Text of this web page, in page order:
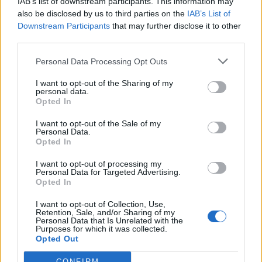
also be disclosed by us to third parties on the IAB’s List of
Downstream Participants that may further disclose it to other
Personal Data Processing Opt Outs
I want to opt-out of the Sharing of my
personal data.
Opted In
I want to opt-out of the Sale of my
Personal Data.
Opted In
I want to opt-out of processing my
Personal Data for Targeted Advertising.
Opted In
I want to opt-out of Collection, Use,
Retention, Sale, and/or Sharing of my
Personal Data that Is Unrelated with the
Purposes for which it was collected.
Opted Out
Εγγραφή στο newsletter
Αποδέχομαι τους
και την πολιτική απορρήτου
X